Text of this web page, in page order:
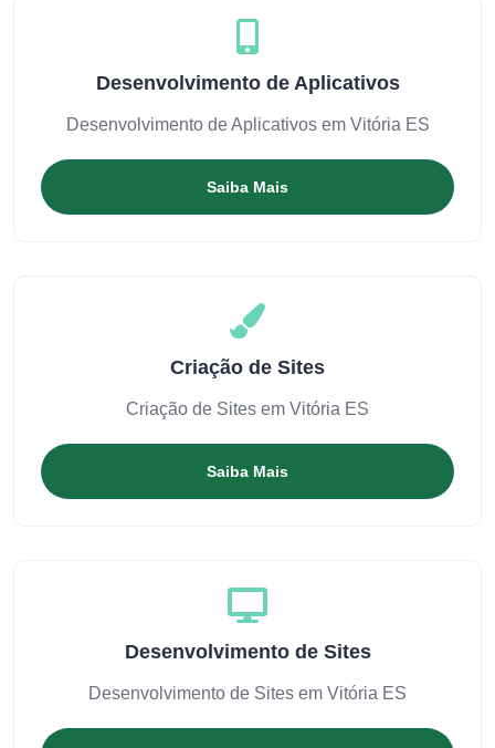
Desenvolvimento de Aplicativos
Desenvolvimento de Aplicativos em Vitória ES
Saiba Mais
Criação de Sites
Criação de Sites em Vitória ES
Saiba Mais
Desenvolvimento de Sites
Desenvolvimento de Sites em Vitória ES